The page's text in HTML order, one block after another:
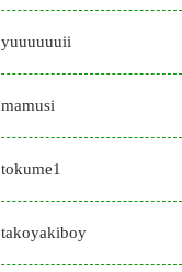
yuuuuuuii
mamusi
tokume1
takoyakiboy